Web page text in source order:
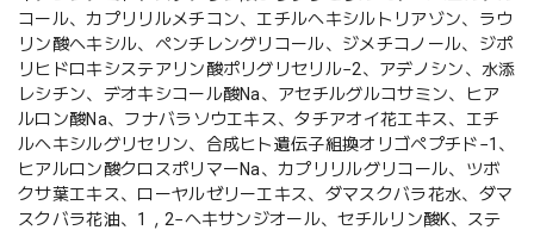
コール、カプリリルメチコン、エチルヘキシルトリアゾン、ラウ
リン酸ヘキシル、ペンチレングリコール、ジメチコノール、ジポ
リヒドロキシステアリン酸ポリグリセリル−2、アデノシン、水添
レシチン、デオキシコール酸Na、アセチルグルコサミン、ヒア
ルロン酸Na、フナバラソウエキス、タチアオイ花エキス、エチ
ルヘキシルグリセリン、合成ヒト遺伝子組換オリゴペプチド−1、
ヒアルロン酸クロスポリマーNa、カプリリルグリコール、ツボ
クサ葉エキス、ローヤルゼリーエキス、ダマスクバラ花水、ダマ
スクバラ花油、1，2−ヘキサンジオール、セチルリン酸K、ステ